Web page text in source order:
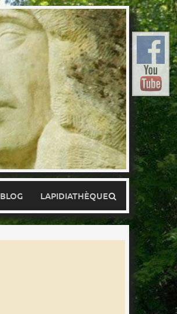
BLOG LAPIDIATHÈQUE